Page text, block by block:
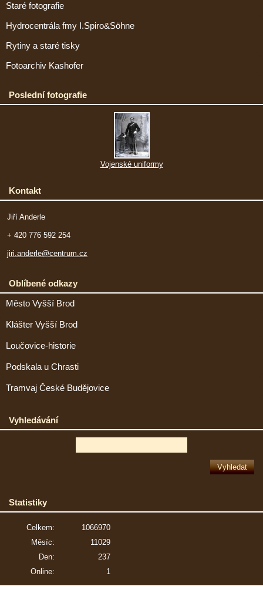
Staré fotografie
Hydrocentrála fmy I.Spiro&Söhne
Rytiny a staré tisky
Fotoarchiv Kashofer
Poslední fotografie
Vojenské uniformy
Kontakt
Jiří Anderle
+ 420 776 592 254
jiri.anderle@centrum.cz
Oblíbené odkazy
Město Vyšší Brod
Klášter Vyšší Brod
Loučovice-historie
Podskala u Chrasti
Tramvaj České Budějovice
Vyhledávání
Statistiky
Online: 1
Celkem:
1066970
Měsíc:
11029
Den:
237